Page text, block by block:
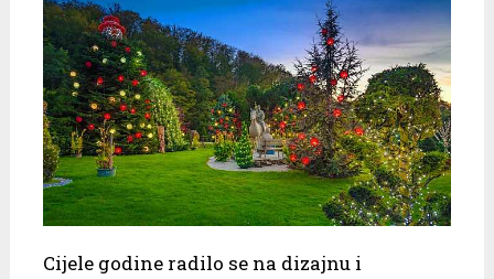
Cijele godine radilo se na dizajnu i